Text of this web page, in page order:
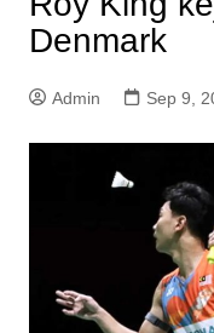
Denmark
Admin Sep 9,